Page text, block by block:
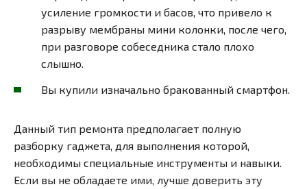
усиление громкости и басов, что привело к
разрыву мембраны мини колонки, после чего,
при разговоре собеседника стало плохо
слышно.
Вы купили изначально бракованный смартфон.
Данный тип ремонта предполагает полную
разборку гаджета, для выполнения которой,
необходимы специальные инструменты и навыки.
Если вы не обладаете ими, лучше доверить эту